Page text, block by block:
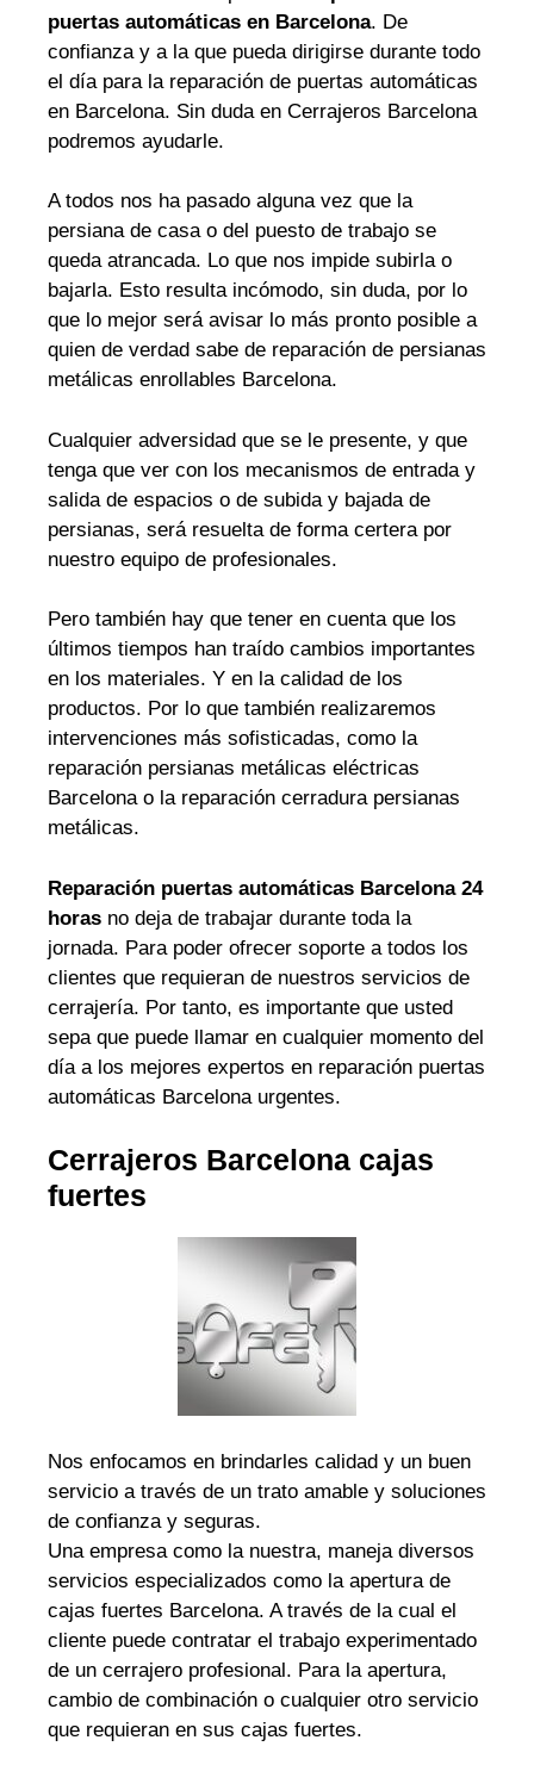
puertas automáticas en Barcelona. De
confianza y a la que pueda dirigirse durante todo
el día para la reparación de puertas automáticas
en Barcelona. Sin duda en Cerrajeros Barcelona
podremos ayudarle.
A todos nos ha pasado alguna vez que la
persiana de casa o del puesto de trabajo se
queda atrancada. Lo que nos impide subirla o
bajarla. Esto resulta incómodo, sin duda, por lo
que lo mejor será avisar lo más pronto posible a
quien de verdad sabe de reparación de persianas
metálicas enrollables Barcelona.
Cualquier adversidad que se le presente, y que
tenga que ver con los mecanismos de entrada y
salida de espacios o de subida y bajada de
persianas, será resuelta de forma certera por
nuestro equipo de profesionales.
Pero también hay que tener en cuenta que los
últimos tiempos han traído cambios importantes
en los materiales. Y en la calidad de los
productos. Por lo que también realizaremos
intervenciones más sofisticadas, como la
reparación persianas metálicas eléctricas
Barcelona o la reparación cerradura persianas
metálicas.
Reparación puertas automáticas Barcelona 24
horas no deja de trabajar durante toda la
jornada. Para poder ofrecer soporte a todos los
clientes que requieran de nuestros servicios de
cerrajería. Por tanto, es importante que usted
sepa que puede llamar en cualquier momento del
día a los mejores expertos en reparación puertas
automáticas Barcelona urgentes.
Cerrajeros Barcelona cajas
fuertes
Nos enfocamos en brindarles calidad y un buen
servicio a través de un trato amable y soluciones
de confianza y seguras.
Una empresa como la nuestra, maneja diversos
servicios especializados como la apertura de
cajas fuertes Barcelona. A través de la cual el
cliente puede contratar el trabajo experimentado
de un cerrajero profesional. Para la apertura,
cambio de combinación o cualquier otro servicio
que requieran en sus cajas fuertes.